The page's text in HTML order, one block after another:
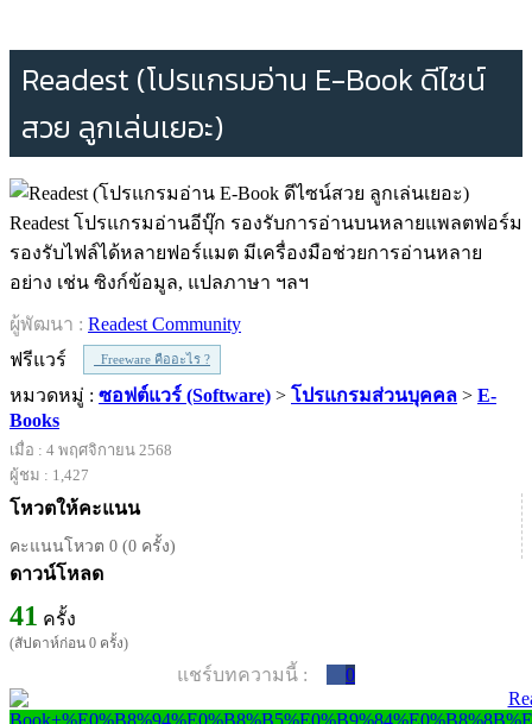
Readest (โปรแกรมอ่าน E-Book ดีไซน์
สวย ลูกเล่นเยอะ)
Readest โปรแกรมอ่านอีบุ๊ก รองรับการอ่านบนหลายแพลตฟอร์ม
รองรับไฟล์ได้หลายฟอร์แมต มีเครื่องมือช่วยการอ่านหลาย
อย่าง เช่น ซิงก์ข้อมูล, แปลภาษา ฯลฯ
ผู้พัฒนา : Readest Community
ฟรีแวร์
Freeware คืออะไร ?
หมวดหมู่ : ซอฟต์แวร์ (Software) > โปรแกรมส่วนบุคคล > E-
Books
เมื่อ : 4 พฤศจิกายน 2568
ผู้ชม : 1,427
โหวตให้คะแนน
คะแนนโหวต 0 (0 ครั้ง)
ดาวน์โหลด
41 ครั้ง
(สัปดาห์ก่อน 0 ครั้ง)
แชร์บทความนี้ : 0